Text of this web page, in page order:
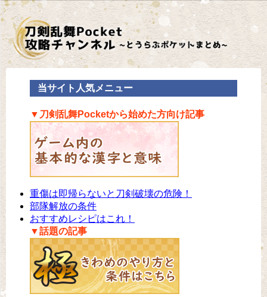
当サイト人気メニュー
▼刀剣乱舞Pocketから始めた方向け記事
重傷は即帰らないと刀剣破壊の危険！
部隊解放の条件
おすすめレシピはこれ！
▼話題の記事